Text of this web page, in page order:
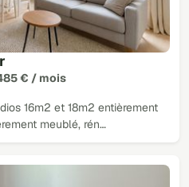
€ / mois
16m2 et 18m2 entièrement
meublé, rén…